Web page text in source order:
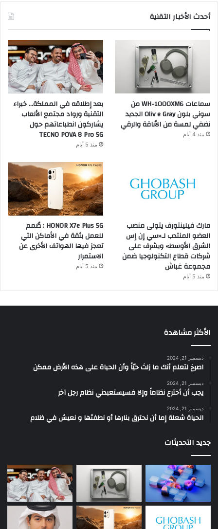
أحدث الأخبار التقنية
سماعات WH-1000XM6 من
سوني بلون Oliv e Gray الجديد
تضفي لمسة من الأناقة والرقي
منذ 4 أيام
بعد إطلاقه في المملكة… خبراء
التقنية ورواد مجتمع الألعاب
يشاركون انطباعاتهم حول
TECNO POVA 8 Pro 5G
منذ 5 أيام
مارك فيلينتورف يتولى منصب
العضو المنتدب لـ«سي إن إس
الشرق الأوسط» ويشرف على
شركات قطاع التكنولوجيا ضمن
مجموعة غباش
منذ 5 أيام
HONOR X7e Plus 5G : صُمم
للعمل بثقة في الأماكن التي
تعجز فيها الهواتف الأخرى عن
الاستمرار
منذ 5 أيام
الأكثر مشاهدة
ديسمبر 21, 2024
‫اصرخ لتعلم أنك ما زلتَ حيّاً وأن الحياة على هذه الأرض ممكن
ديسمبر 21, 2024
يجب أن أخترع نظاماً وإلا فسيستعبدني نظام رجل آخر
ديسمبر 21, 2024
الحياة شعلة إما أن نحترق بنارها أو نطفئها و نعيش في ظلام
جديد التحديثات